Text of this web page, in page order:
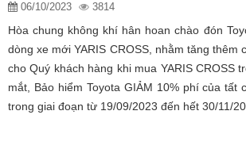
06/10/2023 3814
Hòa chung không khí hân hoan chào đón
dòng xe mới YARIS CROSS, nhằm tăng thêm
cho Quý khách hàng khi mua YARIS CROSS
mắt, Bảo hiểm Toyota GIẢM 10% phí của tất
trong giai đoạn từ 19/09/2023 đến hết 30/11/